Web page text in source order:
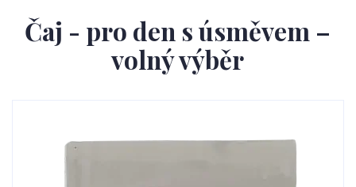
Čaj - pro den s úsměvem –
volný výběr